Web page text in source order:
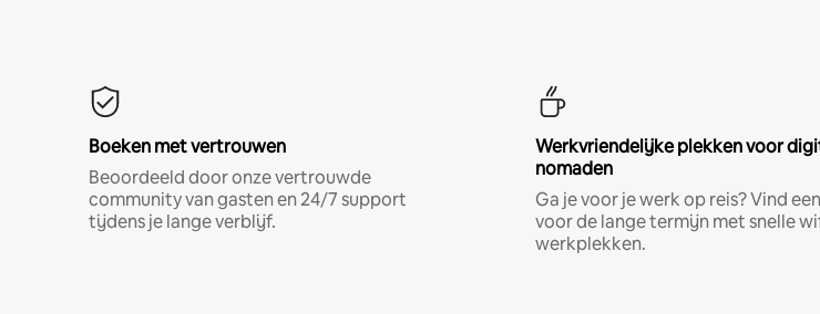
Boeken met vertrouwen
Beoordeeld door onze vertrouwde
community van gasten en 24/7 support
tijdens je lange verblijf.
Werkvriendelijke plekken voor
nomaden
Ga je voor je werk op reis? Vind
voor de lange termijn met snelle
werkplekken.